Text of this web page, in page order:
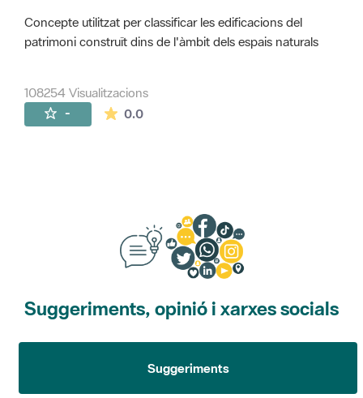
Concepte utilitzat per classificar les edificacions del
patrimoni construït dins de l'àmbit dels espais naturals
108254 Visualitzacions
- 0.0La mitjana de les valoracions és de 0
Suggeriments, opinió i xarxes socials
Suggeriments